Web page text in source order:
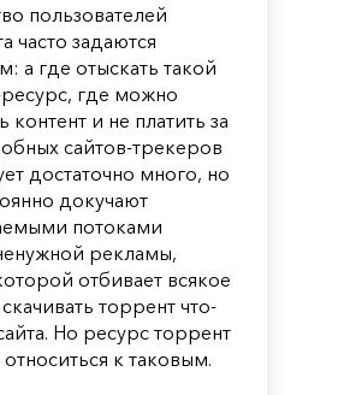
пользователей
часто задаются
а где отыскать такой
где можно
контент и не платить за
сайтов-трекеров
достаточно много, но
докучают
потоками
рекламы,
отбивает всякое
торрент что-
Но ресурс торрент
к таковым.